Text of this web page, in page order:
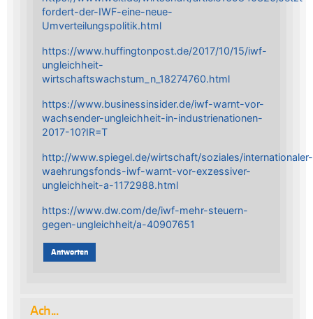
fordert-der-IWF-eine-neue-
Umverteilungspolitik.html
https://www.huffingtonpost.de/2017/10/15/iwf-
ungleichheit-
wirtschaftswachstum_n_18274760.html
https://www.businessinsider.de/iwf-warnt-vor-
wachsender-ungleichheit-in-industrienationen-
2017-10?IR=T
http://www.spiegel.de/wirtschaft/soziales/internationaler-
waehrungsfonds-iwf-warnt-vor-exzessiver-
ungleichheit-a-1172988.html
https://www.dw.com/de/iwf-mehr-steuern-
gegen-ungleichheit/a-40907651
Antworten
Ach...